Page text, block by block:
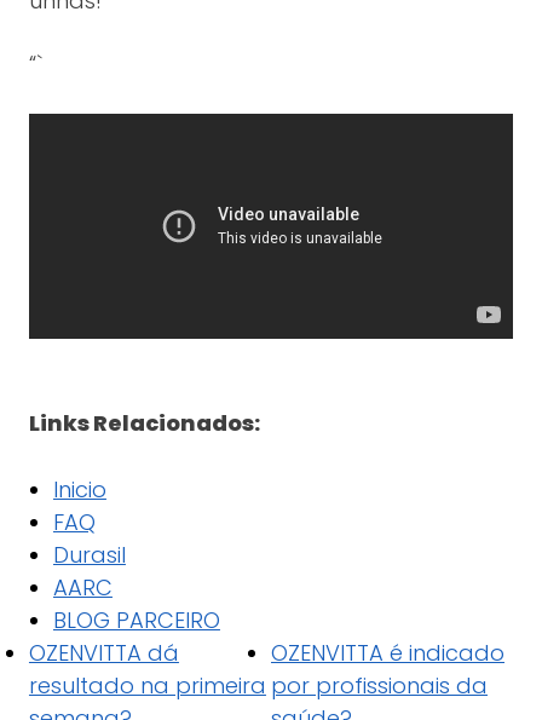
“`
Links Relacionados:
Inicio
FAQ
Durasil
AARC
BLOG PARCEIRO
OZENVITTA dá
resultado na primeira
OZENVITTA é indicado
por profissionais da